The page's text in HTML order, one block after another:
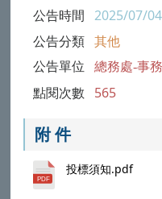
公告時間 2025/07/
公告分類 其他
公告單位 總務處-事
點閱次數 565
附 件
投標須知.pdf